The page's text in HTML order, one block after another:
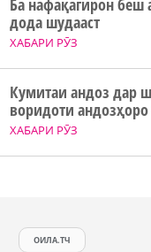
ХАБАРИ РӮЗ
Ба нафақагирон
дода шудааст
ХАБАРИ РӮЗ
Кумитаи андоз дар
воридоти
ОИЛА.ТЧ